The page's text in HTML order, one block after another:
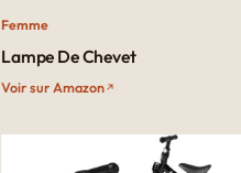
Femme
Lampe De Chevet
Voir sur Amazon